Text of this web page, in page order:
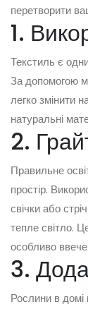
перетворити
1.
Текстиль є
За допомогою
легко змінити
натуральні
2.
Правильне
простір.
свічки або
тепле світло.
особливо
3.
Рослини в